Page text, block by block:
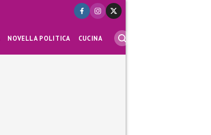
NOVELLA POLITICA CUCINA